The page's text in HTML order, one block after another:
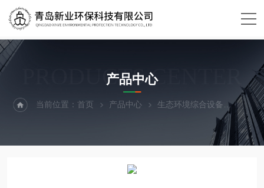
PRODUCTS CENTER
产品中心
当前位置：首页 产品中心 生态环境综合设备 剂量